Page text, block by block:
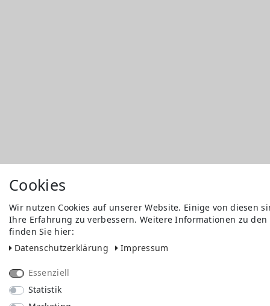
Cookies
Wir nutzen Cookies auf unserer Website. Einige von diesen
Ihre Erfahrung zu verbessern. Weitere Informationen zu
finden Sie hier:
Daten­schutz­erklärung
Impressum
Essenziell
Statistik